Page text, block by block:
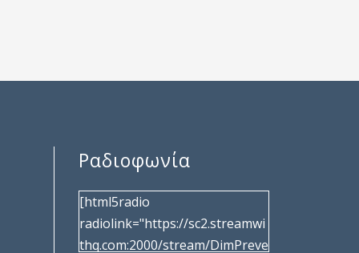
Ραδιοφωνία
[html5radio
radiolink="https://sc2.streamwi
thq.com:2000/stream/DimPreve